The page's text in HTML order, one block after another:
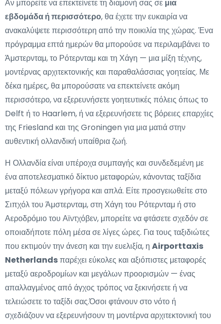
Αν μπορείτε να επεκτείνετε τη διαμονή σας σε μια
εβδομάδα ή περισσότερο, θα έχετε την ευκαιρία να
ανακαλύψετε περισσότερη από την ποικιλία της χώρας. Ένα
πρόγραμμα επτά ημερών θα μπορούσε να περιλαμβάνει το
Άμστερνταμ, το Ρότερνταμ και τη Χάγη — μια μίξη τέχνης,
μοντέρνας αρχιτεκτονικής και παραθαλάσσιας γοητείας. Με
δέκα ημέρες, θα μπορούσατε να επεκτείνετε ακόμη
περισσότερο, να εξερευνήσετε γοητευτικές πόλεις όπως το
Delft ή το Haarlem, ή να εξερευνήσετε τις βόρειες επαρχίες
της Friesland και της Groningen για μια ματιά στην
αυθεντική ολλανδική υπαίθρια ζωή.
Η Ολλανδία είναι υπέροχα συμπαγής και συνδεδεμένη με
ένα αποτελεσματικό δίκτυο μεταφορών, κάνοντας ταξίδια
μεταξύ πόλεων γρήγορα και απλά. Είτε προσγειωθείτε στο
Σιπχόλ του Άμστερνταμ, στη Χάγη του Ρότερνταμ ή στο
Αεροδρόμιο του Αϊντχόβεν, μπορείτε να φτάσετε σχεδόν σε
οποιαδήποτε πόλη μέσα σε λίγες ώρες. Για τους ταξιδιώτες
που εκτιμούν την άνεση και την ευελιξία, η Airporttaxis
Netherlandsπαρέχει εύκολες και αξιόπιστες μεταφορές
μεταξύ αεροδρομίων και μεγάλων προορισμών — ένας
απαλλαγμένος από άγχος τρόπος να ξεκινήσετε ή να
τελειώσετε το ταξίδι σας.Όσοι φτάνουν στο νότο ή
σχεδιάζουν να εξερευνήσουν τη μοντέρνα αρχιτεκτονική του